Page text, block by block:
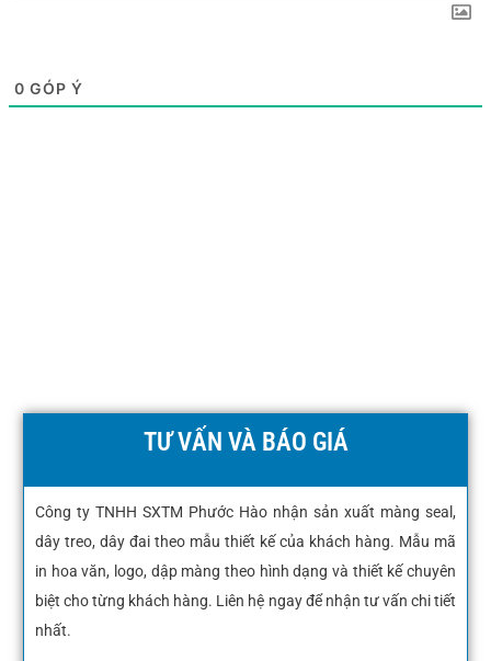
0 GÓP Ý
TƯ VẤN VÀ BÁO GIÁ
Công ty TNHH SXTM Phước Hào nhận sản xuất màng seal,
dây treo, dây đai theo mẫu thiết kế của khách hàng. Mẫu mã
in hoa văn, logo, dập màng theo hình dạng và thiết kế chuyên
biệt cho từng khách hàng. Liên hệ ngay để nhận tư vấn chi tiết
nhất.